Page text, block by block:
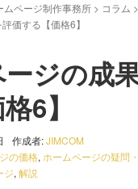
ページ制作事務所 > コラム >
価する【価格6】
ジの成
6】
作成者:JIMCOM
の価格, ホームページの疑問
ジ, 解説